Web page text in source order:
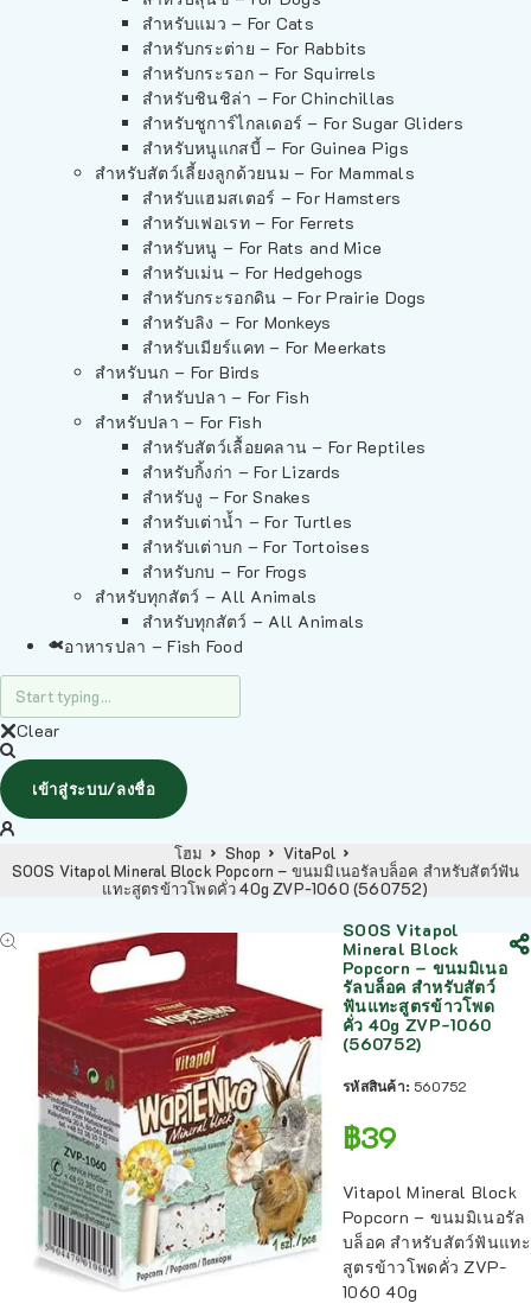
สำหรับแมว – For Cats
สำหรับกระต่าย – For Rabbits
สำหรับกระรอก – For Squirrels
สำหรับชินชิล่า – For Chinchillas
สำหรับชูการ์ไกลเดอร์ – For Sugar Gliders
สำหรับหนูแกสบี้ – For Guinea Pigs
สำหรับสัตว์เลี้ยงลูกด้วยนม – For Mammals
สำหรับแฮมสเตอร์ – For Hamsters
สำหรับเฟอเรท – For Ferrets
สำหรับหนู – For Rats and Mice
สำหรับเม่น – For Hedgehogs
สำหรับกระรอกดิน – For Prairie Dogs
สำหรับลิง – For Monkeys
สำหรับเมียร์แคท – For Meerkats
สำหรับนก – For Birds
สำหรับปลา – For Fish
สำหรับปลา – For Fish
สำหรับสัตว์เลื้อยคลาน – For Reptiles
สำหรับกิ้งก่า – For Lizards
สำหรับงู – For Snakes
สำหรับเต่าน้ำ – For Turtles
สำหรับเต่าบก – For Tortoises
สำหรับกบ – For Frogs
สำหรับทุกสัตว์ – All Animals
สำหรับทุกสัตว์ – All Animals
อาหารปลา – Fish Food
Clear
เข้าสู่ระบบ/ลงชื่อ
โฮม Shop
VitaPol
SOOS Vitapol Mineral Block Popcorn – ขนมมิเนอรัลบล็อค สำหรับสัตว์ฟัน
แทะสูตรข้าวโพดคั่ว 40g ZVP-1060 (560752)
SOOS Vitapol
Mineral Block
Popcorn – ขนมมิเนอ
รัลบล็อค สำหรับสัตว์
ฟันแทะสูตรข้าวโพด
คั่ว 40g ZVP-1060
(560752)
รหัสสินค้า: 560752
฿39
Vitapol Mineral Block
Popcorn – ขนมมิเนอรัล
บล็อค สำหรับสัตว์ฟันแทะ
สูตรข้าวโพดคั่ว ZVP-
1060 40g